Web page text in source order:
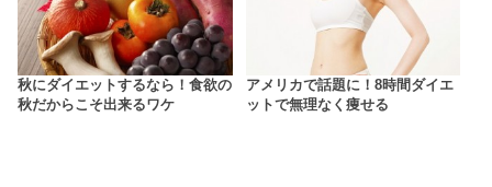
秋にダイエットするなら！食欲の
秋だからこそ出来るワケ
アメリカで話題に！8時間ダイエ
ットで無理なく痩せる